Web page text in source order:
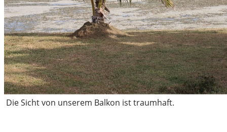
Die Sicht von unserem Balkon ist traumhaft.